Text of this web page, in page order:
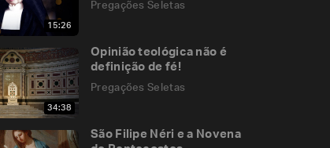
15:26
Pregações Seletas
34:38
Opinião teológica não é
definição de fé!
Pregações Seletas
São Filipe Néri e a Novena